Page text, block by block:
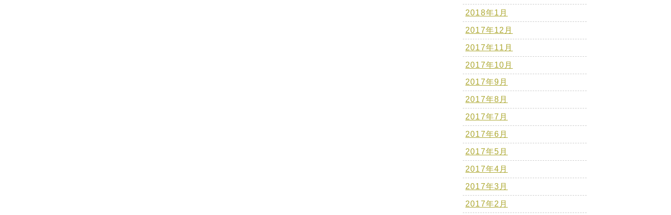
2018年1月
2017年12月
2017年11月
2017年10月
2017年9月
2017年8月
2017年7月
2017年6月
2017年5月
2017年4月
2017年3月
2017年2月